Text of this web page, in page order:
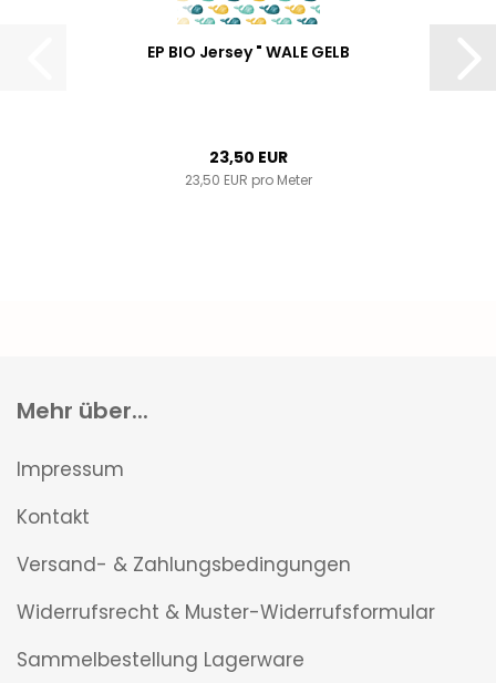
EP BIO Jersey " WALE GELB
23,50 EUR
23,50 EUR pro Meter
Mehr über...
Impressum
Kontakt
Versand- & Zahlungsbedingungen
Widerrufsrecht & Muster-Widerrufsformular
Sammelbestellung Lagerware